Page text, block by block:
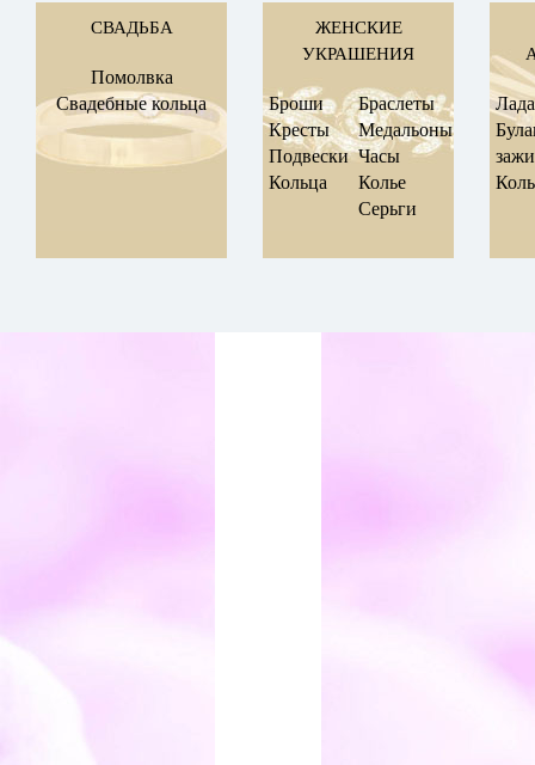
СВАДЬБА
Помолвка
Свадебные кольца
ЖЕНСКИЕ
УКРАШЕНИЯ
Браслеты
Броши
Медальоны
Кресты
Часы
Подвески
Колье
Кольца
Серьги